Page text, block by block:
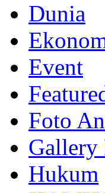
Dunia
Event
Foto
Gallery
Hukum